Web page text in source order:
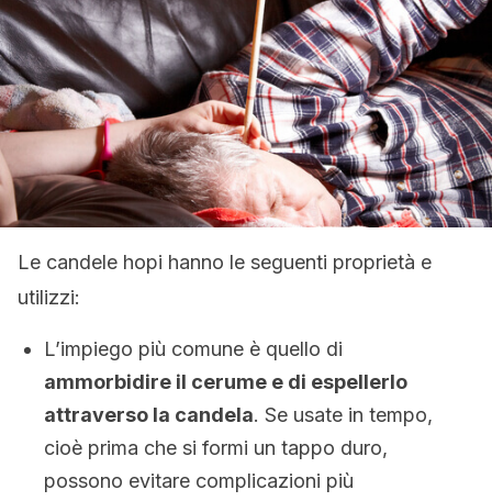
Le candele hopi hanno le seguenti proprietà e
utilizzi:
L’impiego più comune è quello di
ammorbidire il cerume e di espellerlo
attraverso la candela. Se usate in tempo,
cioè prima che si formi un tappo duro,
possono evitare complicazioni più